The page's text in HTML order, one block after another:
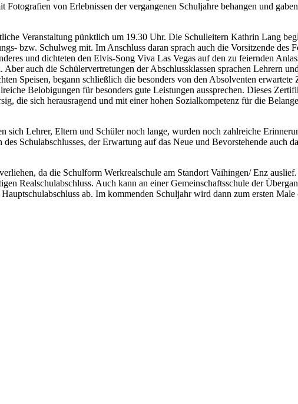
von Erlebnissen der vergangenen Schuljahre behangen und
Veranstaltung pünktlich um 19.30 Uhr. Die Schulleitern Kathrin Lang
bzw. Schulweg mit. Im Anschluss daran sprach auch die Vorsitzende des
und dichteten den Elvis-Song Viva Las Vegas auf den zu feiernden
auch die Schülervertretungen der Abschlussklassen sprachen Lehrern
Speisen, begann schließlich die besonders von den Absolventen
Belobigungen für besonders gute Leistungen aussprechen. Dieses
die sich herausragend und mit einer hohen Sozialkompetenz für die
Lehrer, Eltern und Schüler noch lange, wurden noch zahlreiche
Schulabschlusses, der Erwartung auf das Neue und Bevorstehende auch
da die Schulform Werkrealschule am Standort Vaihingen/ Enz
Realschulabschluss. Auch kann an einer Gemeinschaftsschule der
ab. Im kommenden Schuljahr wird dann zum ersten